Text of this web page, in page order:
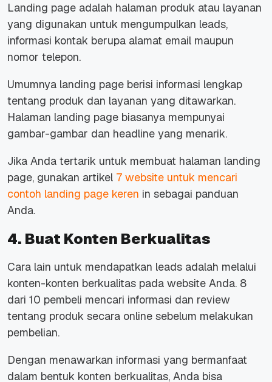
Landing page adalah halaman produk atau layanan
yang digunakan untuk mengumpulkan leads,
informasi kontak berupa alamat email maupun
nomor telepon.
Umumnya landing page berisi informasi lengkap
tentang produk dan layanan yang ditawarkan.
Halaman landing page biasanya mempunyai
gambar-gambar dan headline yang menarik.
Jika Anda tertarik untuk membuat halaman landing
page, gunakan artikel 7 website untuk mencari
contoh landing page keren in sebagai panduan
Anda.
4. Buat Konten Berkualitas
Cara lain untuk mendapatkan leads adalah melalui
konten-konten berkualitas pada website Anda. 8
dari 10 pembeli mencari informasi dan review
tentang produk secara online sebelum melakukan
pembelian.
Dengan menawarkan informasi yang bermanfaat
dalam bentuk konten berkualitas, Anda bisa